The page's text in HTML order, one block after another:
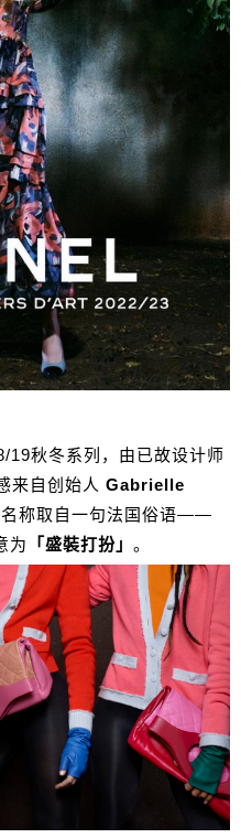
19秋冬系列，由已故设计师
来自创始人 Gabrielle
名称取自一句法国俗语——
为 「盛裝打扮」 。